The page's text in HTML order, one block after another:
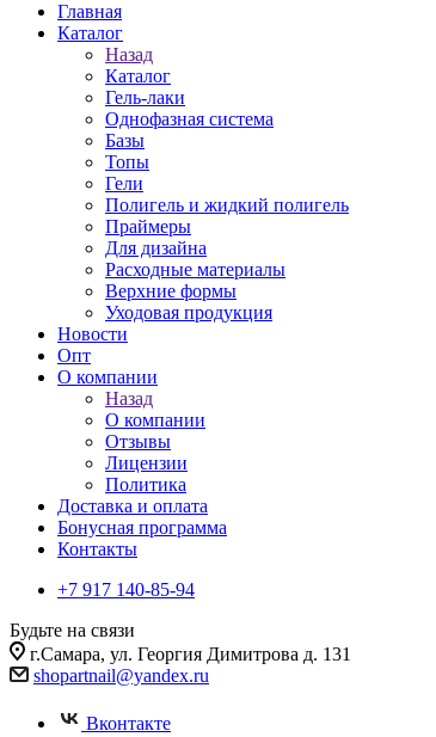
Главная
Каталог
Назад
Каталог
Гель-лаки
Однофазная система
Базы
Топы
Гели
Полигель и жидкий полигель
Праймеры
Для дизайна
Расходные материалы
Верхние формы
Уходовая продукция
Новости
Опт
О компании
Назад
О компании
Отзывы
Лицензии
Политика
Доставка и оплата
Бонусная программа
Контакты
+7 917 140-85-94
Будьте на связи
г.Самара, ул. Георгия Димитрова д. 131
shopartnail@yandex.ru
Вконтакте